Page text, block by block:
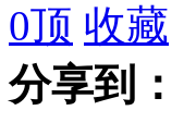
日本：部署导弹和
0顶 收藏
分享到：